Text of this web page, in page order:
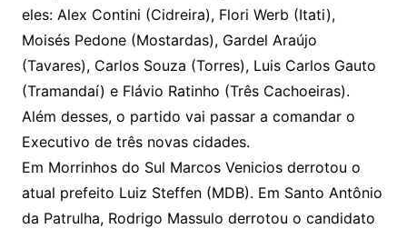
eles: Alex Contini (Cidreira), Flori Werb (Itati),
Moisés Pedone (Mostardas), Gardel Araújo
(Tavares), Carlos Souza (Torres), Luis Carlos Gauto
(Tramandaí) e Flávio Ratinho (Três Cachoeiras).
Além desses, o partido vai passar a comandar o
Executivo de três novas cidades.
Em Morrinhos do Sul Marcos Venicios derrotou o
atual prefeito Luiz Steffen (MDB). Em Santo Antônio
da Patrulha, Rodrigo Massulo derrotou o candidato